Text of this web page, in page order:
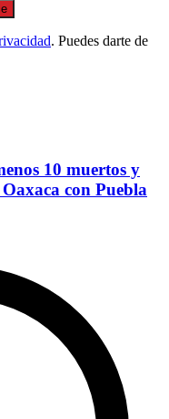
. Puedes darte de
10 muertos y
con Puebla